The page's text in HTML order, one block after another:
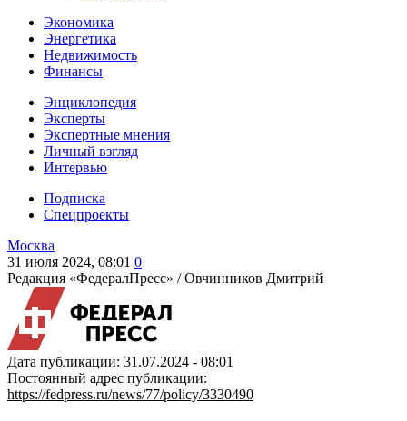
Экономика
Энергетика
Недвижимость
Финансы
Энциклопедия
Эксперты
Экспертные мнения
Личный взгляд
Интервью
Подписка
Спецпроекты
Москва
31 июля 2024, 08:01 0
Редакция «ФедералПресс» /Овчинников Дмитрий
Дата публикации: 31.07.2024 - 08:01
Постоянный адрес публикации:
https://fedpress.ru/news/77/policy/3330490